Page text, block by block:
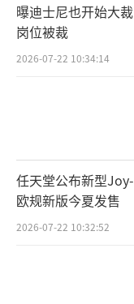
曝迪士尼也开始大
岗位被裁
2026-07-22 10:34:14
任天堂公布新型
欧规新版今夏发售
2026-07-22 10:32:52